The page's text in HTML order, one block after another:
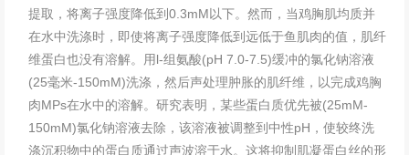
提取，将离子强度降低到0.3mM以下。然而，当鸡胸肌均质并
在水中洗涤时，即使将离子强度降低到远低于鱼肌肉的值，肌纤
维蛋白也没有溶解。用l-组氨酸(pH 7.0-7.5)缓冲的氯化钠溶液
(25毫米-150mM)洗涤，然后声处理肿胀的肌纤维，以完成鸡胸
肉MPs在水中的溶解。研究表明，某些蛋白质优先被(25mM-
150mM)氯化钠溶液去除，该溶液被调整到中性pH，使较终洗
涤沉积物中的蛋白质通过声波溶于水。这将抑制肌凝蛋白丝的形